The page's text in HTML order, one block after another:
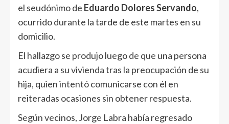
el seudónimo de Eduardo Dolores Servando,
ocurrido durante la tarde de este martes en su
domicilio.
El hallazgo se produjo luego de que una persona
acudiera a su vivienda tras la preocupación de su
hija, quien intentó comunicarse con él en
reiteradas ocasiones sin obtener respuesta.
Según vecinos, Jorge Labra había regresado